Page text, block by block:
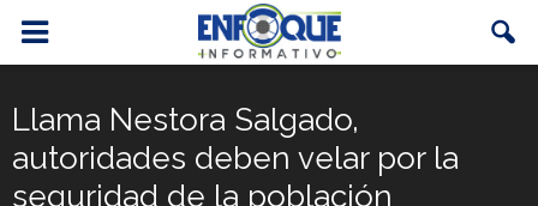
Llama Nestora Salgado,
autoridades deben velar por la
seguridad de la población